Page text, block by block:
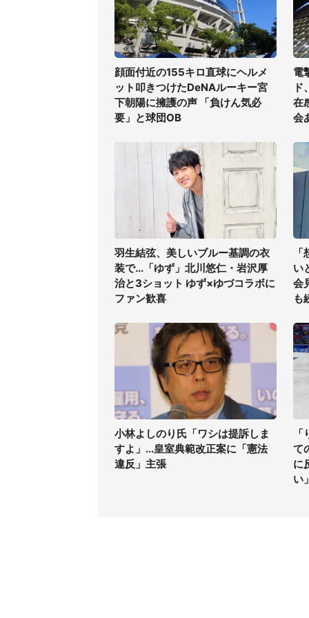
顔面付近の155キロ直球にヘルメ
ット叩きつけたDeNAルーキー宮
下朝陽に擁護の声 「負けん気必
要」と球団OB
電
ド
在
会
羽生結弦、美しいブルー基調の衣
装で...「ゆず」北川悠仁・岩沢厚
治と3ショット ゆず×ゆづコラボに
ファン歓喜
い
会
も
小林よしのり氏「ワシは提訴しま
すよ」...皇室典範改正案に「憲法
違反」主張
て
に
い